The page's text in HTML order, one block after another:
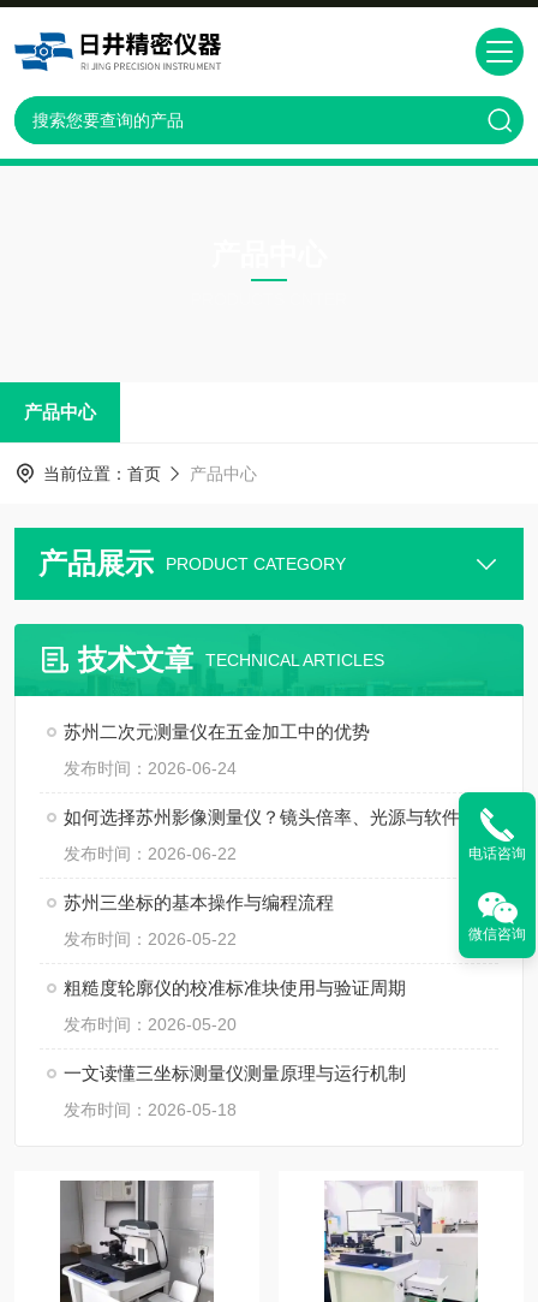
产品中心
当前位置： 首页 产品中心
产品展示 PRODUCT CATEGORY
技术文章 TECHNICAL ARTICLES
苏州二次元测量仪在五金加工中的优势
发布时间：2026-06-24
如何选择苏州影像测量仪？镜头倍率、光源与软件功能解析
发布时间：2026-06-22
苏州三坐标的基本操作与编程流程
发布时间：2026-05-22
粗糙度轮廓仪的校准标准块使用与验证周期
发布时间：2026-05-20
一文读懂三坐标测量仪测量原理与运行机制
发布时间：2026-05-18
电话咨询
微信咨询